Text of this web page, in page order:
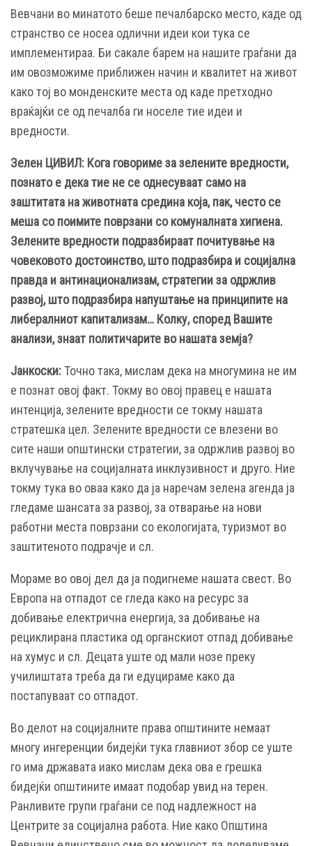
Вевчани во минатото беше печалбарско место, каде од
странство се носеа одлични идеи кои тука се
имплементираа. Би сакале барем на нашите граѓани да
им овозможиме приближен начин и квалитет на живот
како тој во монденските места од каде претходно
враќајќи се од печалба ги носеле тие идеи и
вредности.
Зелен ЦИВИЛ: Кога говориме за зелените вредности,
познато е дека тие не се однесуваат само на
заштитата на животната средина која, пак, често се
меша со поимите поврзани со комуналната хигиена.
Зелените вредности подразбираат почитување на
човековото достоинство, што подразбира и социјална
правда и антинационализам, стратегии за одржлив
развој, што подразбира напуштање на принципите на
либералниот капитализам… Колку, според Вашите
анализи, знаат политичарите во нашата земја?
Јанкоски:Точно така, мислам дека на многумина не им
е познат овој факт. Токму во овој правец е нашата
интенција, зелените вредности се токму нашата
стратешка цел. Зелените вредности се влезени во
сите наши општински стратегии, за одржлив развој во
вклучување на социјалната инклузивност и друго. Ние
токму тука во оваа како да ја наречам зелена агенда ја
гледаме шансата за развој, за отварање на нови
работни места поврзани со екологијата, туризмот во
заштитеното подрачје и сл.
Мораме во овој дел да ја подигнеме нашата свест. Во
Европа на отпадот се гледа како на ресурс за
добивање електрична енергија, за добивање на
рециклирана пластика од органскиот отпад добивање
на хумус и сл. Децата уште од мали нозе преку
училиштата треба да ги едуцираме како да
постапуваат со отпадот.
Во делот на социјалните права општините немаат
многу ингеренции бидејќи тука главниот збор се уште
го има државата иако мислам дека ова е грешка
бидејќи општините имаат подобар увид на терен.
Ранливите групи граѓани се под надлежност на
Центрите за социјална работа. Ние како Општина